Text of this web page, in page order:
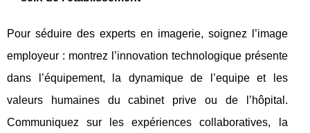
Pour séduire des experts en imagerie, soignez l’image
employeur : montrez l’innovation technologique présente
dans l’équipement, la dynamique de l’equipe et les
valeurs humaines du cabinet prive ou de l’hôpital.
Communiquez sur les expériences collaboratives, la